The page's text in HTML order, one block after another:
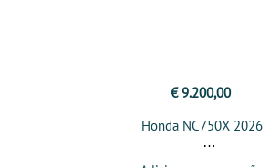
€ 9.200,00
Honda NC750X 2026